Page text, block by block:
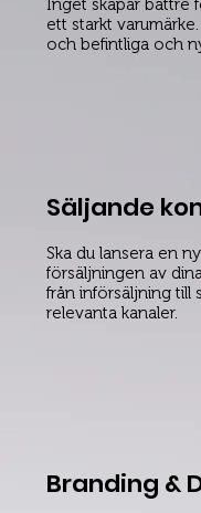
Inget skapar bättre
ett starkt
och befintliga och
Säljande
Ska du lansera en
försäljningen av
från införsäljning till
relevanta kanaler.
Branding &